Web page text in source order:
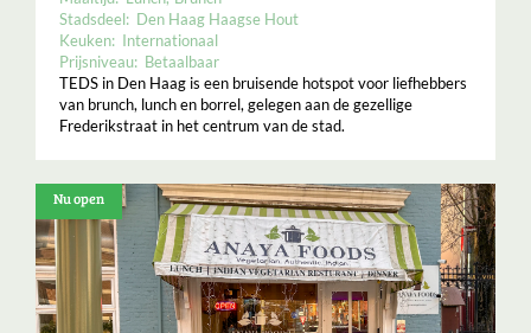
Stadsdeel: Den Haag Haagse Hout
Keuken: Internationaal
Prijsniveau: Betaalbaar
TEDS in Den Haag is een bruisende hotspot voor liefhebbers
van brunch, lunch en borrel, gelegen aan de gezellige
Frederikstraat in het centrum van de stad.
Nu open